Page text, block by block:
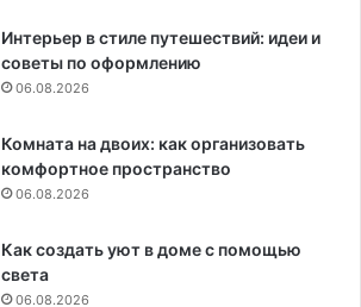
Интерьер в стиле путешествий: идеи и
советы по оформлению
06.08.2026
Комната на двоих: как организовать
комфортное пространство
06.08.2026
Как создать уют в доме с помощью
света
06.08.2026